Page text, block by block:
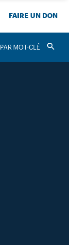
FAIRE UN DON
Valider